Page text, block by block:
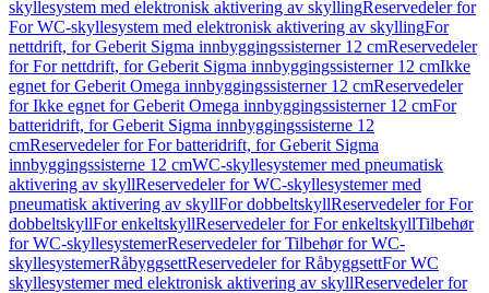
skyllesystem med elektronisk aktivering av skyllingReservedeler for
For WC-skyllesystem med elektronisk aktivering av skyllingFor
nettdrift, for Geberit Sigma innbyggingssisterner 12 cmReservedeler
for For nettdrift, for Geberit Sigma innbyggingssisterner 12 cmIkke
egnet for Geberit Omega innbyggingssisterner 12 cmReservedeler
for Ikke egnet for Geberit Omega innbyggingssisterner 12 cmFor
batteridrift, for Geberit Sigma innbyggingssisterne 12
cmReservedeler for For batteridrift, for Geberit Sigma
innbyggingssisterne 12 cmWC-skyllesystemer med pneumatisk
aktivering av skyllReservedeler for WC-skyllesystemer med
pneumatisk aktivering av skyllFor dobbeltskyllReservedeler for For
dobbeltskyllFor enkeltskyllReservedeler for For enkeltskyllTilbehør
for WC-skyllesystemerReservedeler for Tilbehør for WC-
skyllesystemerRåbyggsettReservedeler for RåbyggsettFor WC
skyllesystemer med elektronisk aktivering av skyllReservedeler for